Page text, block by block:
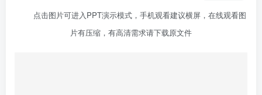
点击图片可进入PPT演示模式，手机观看建议横屏，在线观看图
片有压缩，有高清需求请下载原文件